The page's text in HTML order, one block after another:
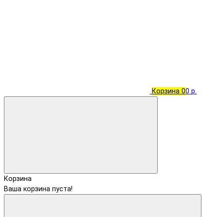
Корзина 00 р.
Корзина
Ваша корзина пуста!